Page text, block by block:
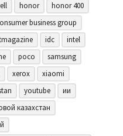
honor
honor 400
business group
idc
intel
poco
samsung
xerox
xiaomi
youtube
ии
казахстан